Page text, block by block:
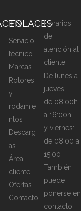
ENLACES
Servicio
técnico
Marcas
Rotores
y
rodamie
ntos
Descarg
as
Área
cliente
Ofertas
Contacto
Horarios
de
atención al
cliente
De lunes a
jueves:
de 08:00h
a 16:00h
y viernes:
de 08:00 a
15:00
También
puede
ponerse en
contacto